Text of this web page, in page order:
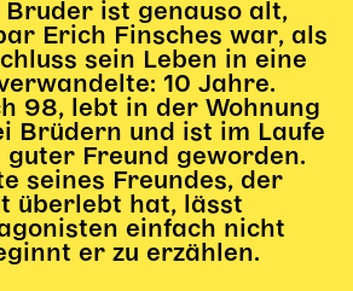
Bühne?
Rebels
Bruder ist genauso alt,
Erich Finsches war, als
sein Leben in eine
10 Jahre.
98, lebt in der Wohnung
Brüdern und ist im Laufe
Freund geworden.
seines Freundes, der
überlebt hat, lässt
einfach nicht
er zu erzählen.